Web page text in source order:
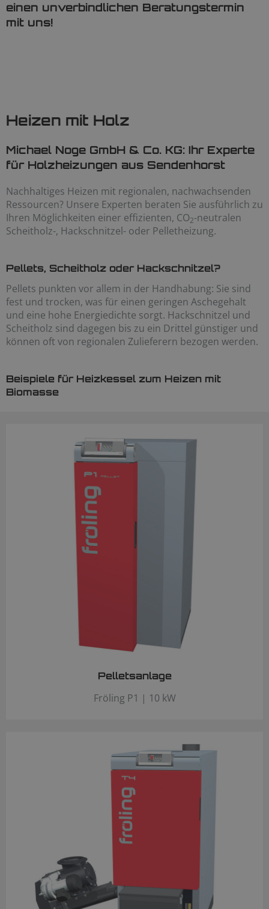
einen unverbindlichen Beratungstermin
mit uns!
Heizen mit Holz
Michael Noge GmbH & Co. KG: Ihr Experte
für Holzheizungen aus Sendenhorst
Nachhaltiges Heizen mit regionalen, nachwachsenden
Ressourcen? Unsere Experten beraten Sie ausführlich zu
Ihren Möglichkeiten einer effizienten, CO2-neutralen
Scheitholz-, Hackschnitzel- oder Pelletheizung.
Pellets, Scheitholz oder Hackschnitzel?
Pellets punkten vor allem in der Handhabung: Sie sind
fest und trocken, was für einen geringen Aschegehalt
und eine hohe Energiedichte sorgt. Hackschnitzel und
Scheitholz sind dagegen bis zu ein Drittel günstiger und
können oft von regionalen Zulieferern bezogen werden.
Beispiele für Heizkessel zum Heizen mit
Biomasse
Pelletsanlage
Fröling P1 | 10 kW